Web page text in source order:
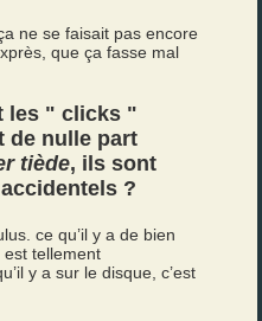
ne se faisait pas encore
que ça fasse mal
les " clicks "
de nulle part
tiède, ils sont
?
ce qu’il y a de bien
est tellement
y a sur le disque, c’est